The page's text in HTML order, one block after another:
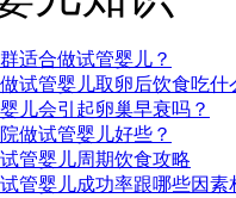
适合做试管婴儿？
试管婴儿取卵后饮食吃什
儿会引起卵巢早衰吗？
做试管婴儿好些？
管婴儿周期饮食攻略
管婴儿成功率跟哪些因素